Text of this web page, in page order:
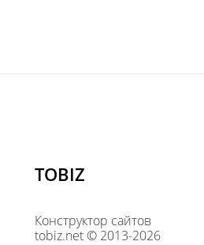
TOBIZ
Конструктор сайтов
tobiz.net © 2013-2026